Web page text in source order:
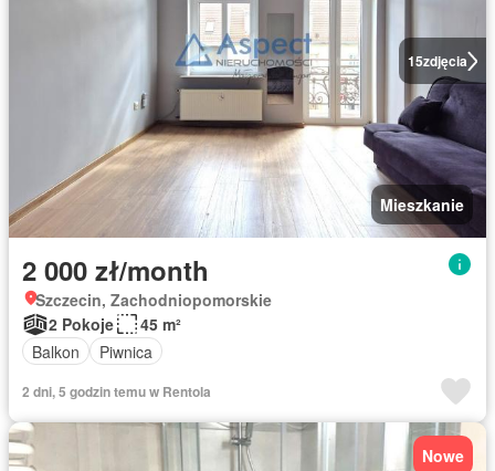
15zdjęcia
Mieszkanie
2 000 zł/month
Szczecin, Zachodniopomorskie
2 Pokoje
45 m²
Balkon
Piwnica
2 dni, 5 godzin temu w Rentola
Nowe